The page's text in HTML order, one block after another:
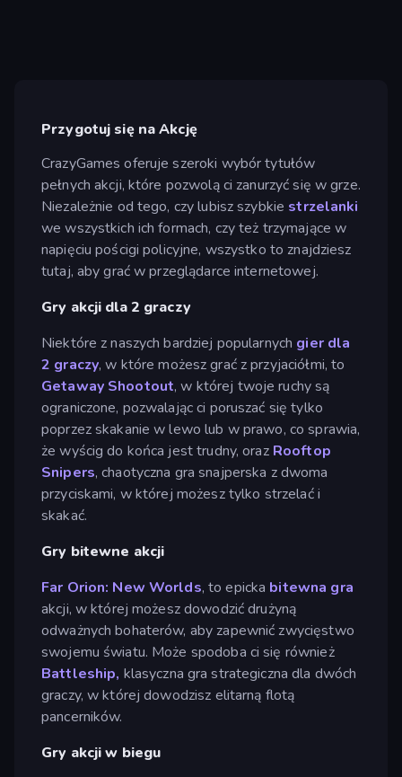
Przygotuj się na Akcję
CrazyGames oferuje szeroki wybór tytułów
pełnych akcji, które pozwolą ci zanurzyć się w grze.
Niezależnie od tego, czy lubisz szybkie strzelanki
we wszystkich ich formach, czy też trzymające w
napięciu pościgi policyjne, wszystko to znajdziesz
tutaj, aby grać w przeglądarce internetowej.
Gry akcji dla 2 graczy
Niektóre z naszych bardziej popularnych gier dla
2 graczy, w które możesz grać z przyjaciółmi, to
Getaway Shootout, w której twoje ruchy są
ograniczone, pozwalając ci poruszać się tylko
poprzez skakanie w lewo lub w prawo, co sprawia,
że wyścig do końca jest trudny, oraz Rooftop
Snipers, chaotyczna gra snajperska z dwoma
przyciskami, w której możesz tylko strzelać i
skakać.
Gry bitewne akcji
Far Orion: New Worlds, to epicka bitewna gra
akcji, w której możesz dowodzić drużyną
odważnych bohaterów, aby zapewnić zwycięstwo
swojemu światu. Może spodoba ci się również
Battleship, klasyczna gra strategiczna dla dwóch
graczy, w której dowodzisz elitarną flotą
pancerników.
Gry akcji w biegu